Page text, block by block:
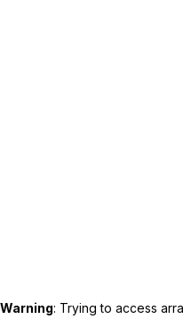
Warning: Trying to access